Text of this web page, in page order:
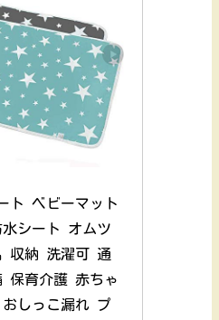
ト ベビーマット
シート オムツ
収納 洗濯可 通
保育介護 赤ちゃ
しっこ漏れ プ